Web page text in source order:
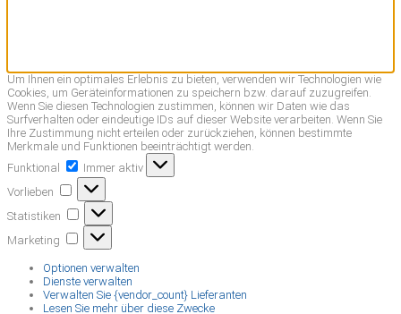
Um Ihnen ein optimales Erlebnis zu bieten, verwenden wir Technologien wie
Cookies, um Geräteinformationen zu speichern bzw. darauf zuzugreifen.
Wenn Sie diesen Technologien zustimmen, können wir Daten wie das
Surfverhalten oder eindeutige IDs auf dieser Website verarbeiten. Wenn Sie
Ihre Zustimmung nicht erteilen oder zurückziehen, können bestimmte
Merkmale und Funktionen beeinträchtigt werden.
Funktional
Immer aktiv
Vorlieben
Vorlieben
Statistiken
Statistiken
Marketing
Marketing
Optionen verwalten
Dienste verwalten
Verwalten Sie {vendor_count} Lieferanten
Lesen Sie mehr über diese Zwecke